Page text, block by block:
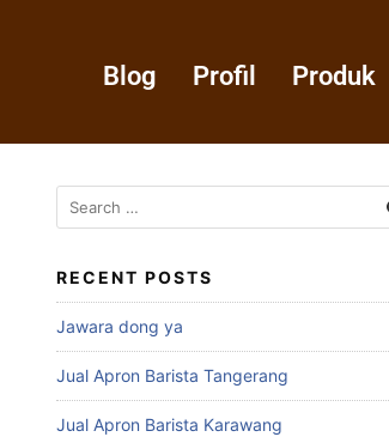
Blog Profil Produk
RECENT POSTS
Jawara dong ya
Jual Apron Barista Tangerang
Jual Apron Barista Karawang